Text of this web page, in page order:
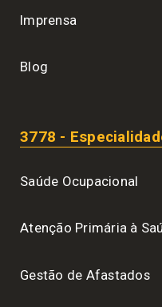
Imprensa
Blog
3778 -
Saúde Ocupacional
Atenção Primária à
Gestão de Afastados